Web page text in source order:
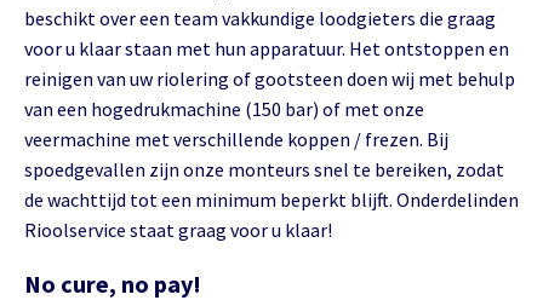
beschikt over een team vakkundige loodgieters die graag
voor u klaar staan met hun apparatuur. Het ontstoppen en
reinigen van uw riolering of gootsteen doen wij met behulp
van een hogedrukmachine (150 bar) of met onze
veermachine met verschillende koppen / frezen. Bij
spoedgevallen zijn onze monteurs snel te bereiken, zodat
de wachttijd tot een minimum beperkt blijft. Onderdelinden
Rioolservice staat graag voor u klaar!
No cure, no pay!